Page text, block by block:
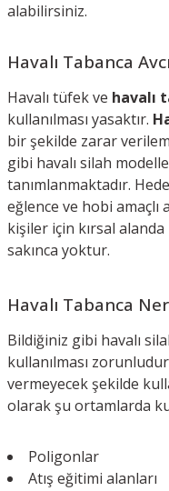
alabilirsiniz.
Havalı Tabanca
Havalı tüfek ve havalı
kullanılması yasaktır.
bir şekilde zarar
gibi havalı silah
tanımlanmaktadır.
eğlence ve hobi amaçlı
kişiler için kırsal
sakınca yoktur.
Havalı Tabanca
Bildiğiniz gibi havalı
kullanılması
vermeyecek şekilde
olarak şu ortamlarda
Poligonlar
Atış eğitimi alanları